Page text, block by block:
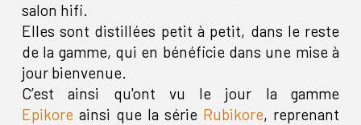
salon hifi.
Elles sont distillées petit à petit, dans le reste
de la gamme, qui en bénéficie dans une mise à
jour bienvenue.
C’est ainsi qu'ont vu le jour la gamme
Epikore ainsi que la série Rubikore, reprenant